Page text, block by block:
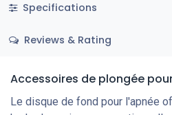
Specifications
Reviews & Rating
Accessoires de plongée
Le disque de fond pour l'apnée